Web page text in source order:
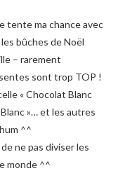
tente ma chance avec
bûches de Noël
– rarement
sont trop TOP !
« Chocolat Blanc
»… et les autres
^^
ne pas diviser les
monde ^^